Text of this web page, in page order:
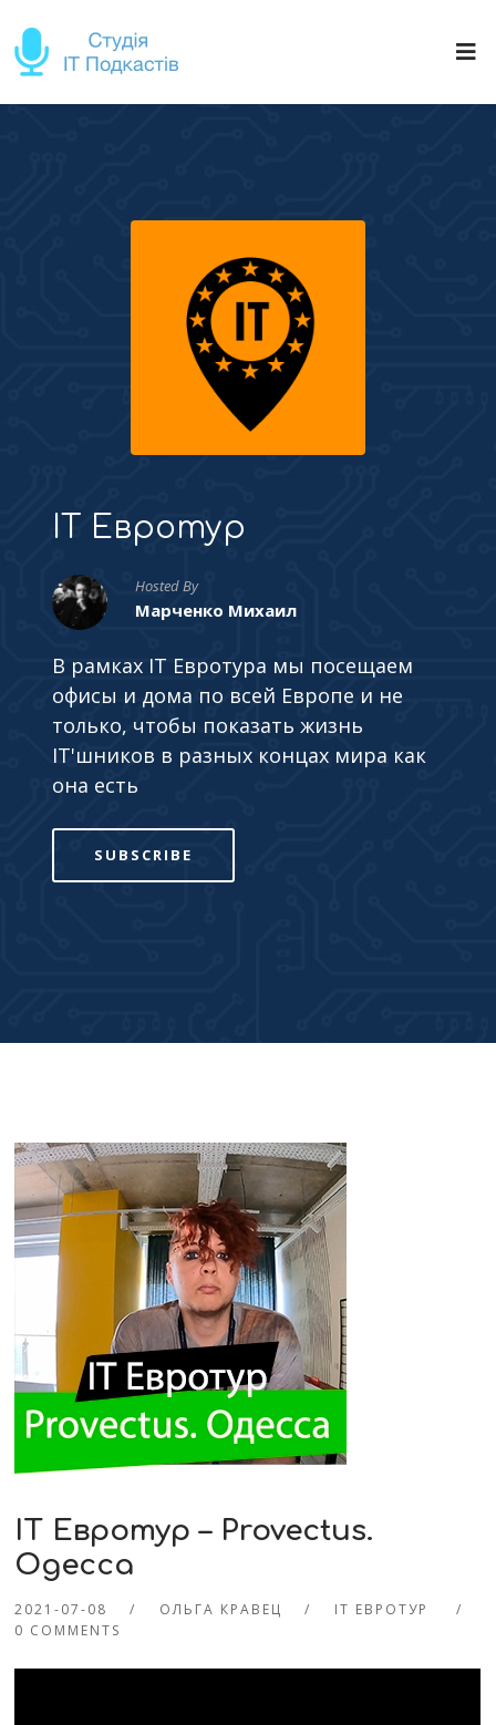
IT Евротур
Hosted By
Марченко Михаил
В рамках IT Евротура мы посещаем
офисы и дома по всей Европе и не
только, чтобы показать жизнь
IT'шников в разных концах мира как
она есть
SUBSCRIBE
IT Евротур – Provectus.
Одесса
2021-07-08 ОЛЬГА КРАВЕЦ
IT ЕВРОТУР
0 COMMENTS